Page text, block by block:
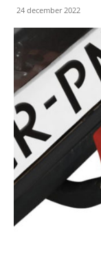
24 december 2022